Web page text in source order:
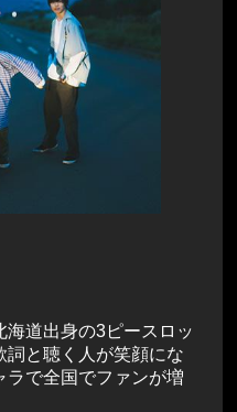
道出身の3ピースロッ
詞と聴く人が笑顔にな
ラで全国でファンが増